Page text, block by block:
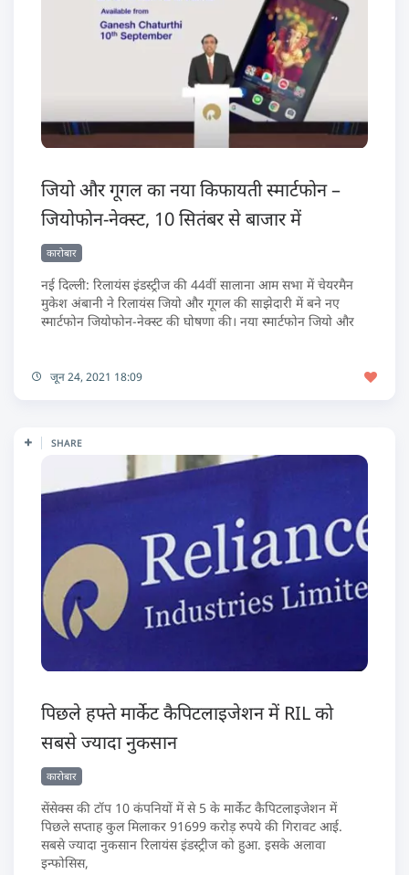
जियो और गूगल का नया किफायती स्मार्टफोन –
जियोफोन-नेक्स्ट, 10 सितंबर से बाजार में
कारोबार
नई दिल्ली: रिलायंस इंडस्ट्रीज की 44वीं सालाना आम सभा में चेयरमैन
मुकेश अंबानी ने रिलायंस जियो और गूगल की साझेदारी में बने नए
स्मार्टफोन जियोफोन-नेक्स्ट की घोषणा की। नया स्मार्टफोन जियो और
जून 24, 2021 18:09
SHARE
पिछले हफ्ते मार्केट कैपिटलाइजेशन में RIL को
सबसे ज्यादा नुकसान
कारोबार
सेंसेक्स की टॉप 10 कंपनियों में से 5 के मार्केट कैपिटलाइजेशन में
पिछले सप्ताह कुल मिलाकर 91699 करोड़ रुपये की गिरावट आई.
सबसे ज्यादा नुकसान रिलायंस इंडस्ट्रीज को हुआ. इसके अलावा
इन्फोसिस,